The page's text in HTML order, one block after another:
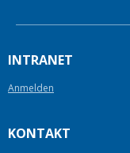
INTRANET
Anmelden
KONTAKT